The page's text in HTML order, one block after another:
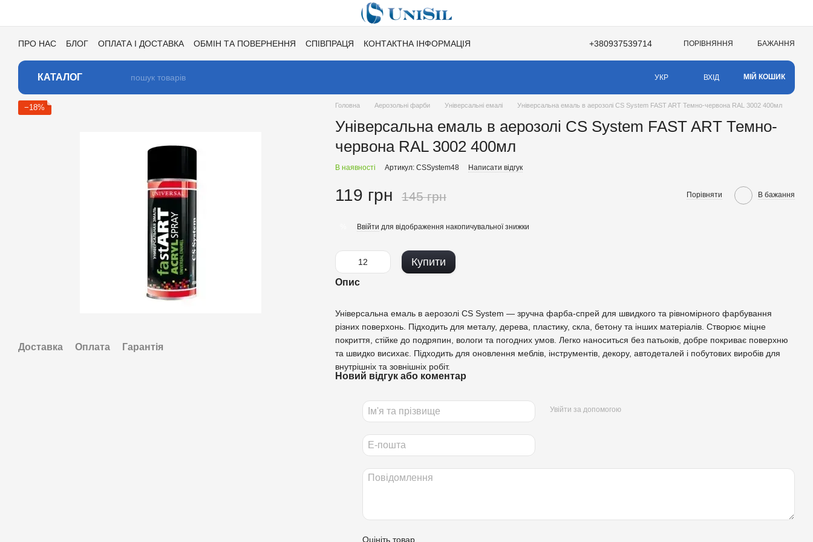
ПРО НАС БЛОГ ОПЛАТА І ДОСТАВКА ОБМІН ТА ПОВЕРНЕННЯ СПІВПРАЦЯ
КОНТАКТНА ІНФОРМАЦІЯ
+380937539714 ПОРІВНЯННЯ БАЖАННЯ
КАТАЛОГ УКР ВХІД МІЙ КОШИК
−18%
Доставка Оплата Гарантія
Головна Аерозольні фарби Універсальні емалі Універсальна емаль в аерозолі CS System FAST ART Темно-червона RAL 3002 400мл
Універсальна емаль в аерозолі CS System FAST ART Темно-
червона RAL 3002 400мл
В наявності Артикул: CSSystem48 Написати відгук
119 грн 145 грн Порівняти В бажання
Ввійти для відображення накопичувальної знижки
Купити
Опис
Універсальна емаль в аерозолі CS System — зручна фарба-спрей для швидкого та рівномірного фарбування
різних поверхонь. Підходить для металу, дерева, пластику, скла, бетону та інших матеріалів. Створює міцне
покриття, стійке до подряпин, вологи та погодних умов. Легко наноситься без патьоків, добре покриває поверхню
та швидко висихає. Підходить для оновлення меблів, інструментів, декору, автодеталей і побутових виробів для
внутрішніх та зовнішніх робіт.
Новий відгук або коментар
Увійти за допомогою
Оцініть товар